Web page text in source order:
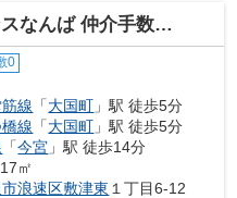
んば 仲介手数料無料
0
線 「大国町 」駅 徒歩5分
線 「大国町 」駅 徒歩5分
「今宮 」駅 徒歩14分
㎡
浪速区敷津東 １丁目6-12